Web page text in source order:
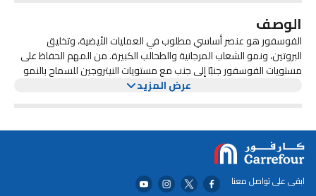
الوصف
الفوسفور هو عنصر أساسي مطلوب في العمليات الأيضية، وتخليق
البروتين، ونمو الشعاب المرجانية والطحالب الكبيرة. من المهم الحفاظ على
مستويات الفوسفور جنبًا إلى جنب مع مستويات النيتروجين للسماح بالنمو
عرض المزيد
ابقى على تواصل معنا